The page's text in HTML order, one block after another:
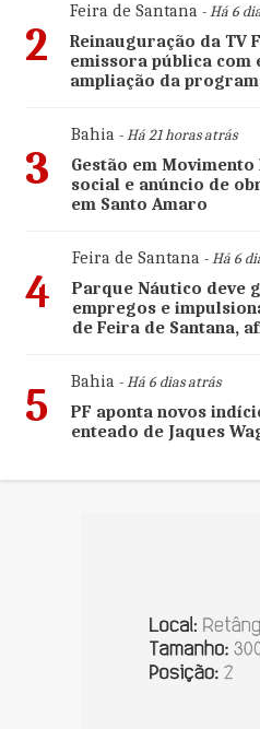
2
Feira de Santana- Há 6
Reinauguração da TV
emissora pública com
ampliação da
3
Bahia- Há 21 horas atrás
Gestão em
social e anúncio de
em Santo Amaro
4
Feira de Santana- Há 6
Parque Náutico deve
empregos e
de Feira de Santana,
5 Bahia- Há 6 dias atrás
PF aponta novos
enteado de Jaques